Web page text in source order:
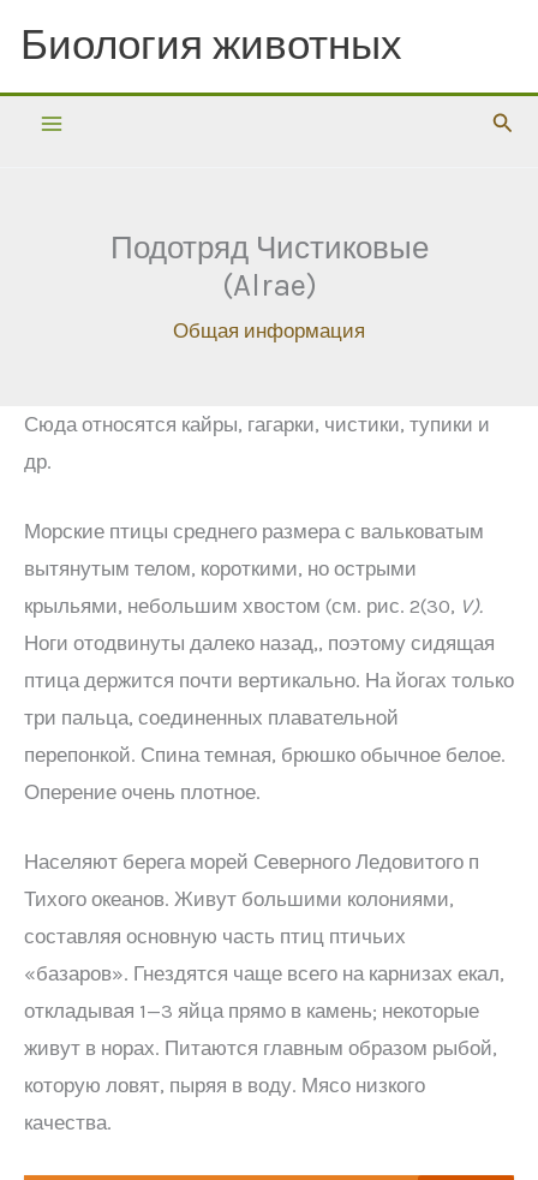
содержимому
Биология животных
Подотряд Чистиковые
(Alrae)
Общая информация
Сюда относятся кайры, гагарки, чистики, тупики и
др.
Морские птицы среднего размера с вальковатым
вытянутым телом, короткими, но острыми
крыльями, небольшим хвостом (см. рис. 2(30, V).
Ноги отодвинуты далеко назад,, поэтому сидящая
птица держится почти вертикально. На йогах только
три пальца, соединенных плавательной
перепонкой. Спина темная, брюшко обычное белое.
Оперение очень плотное.
Населяют берега морей Северного Ледовитого п
Тихого океанов. Живут большими колониями,
составляя основную часть птиц птичьих
«базаров». Гнездятся чаще всего на карнизах екал,
откладывая 1—3 яйца прямо в камень; некоторые
живут в норах. Питаются главным образом рыбой,
которую ловят, пыряя в воду. Мясо низкого
качества.